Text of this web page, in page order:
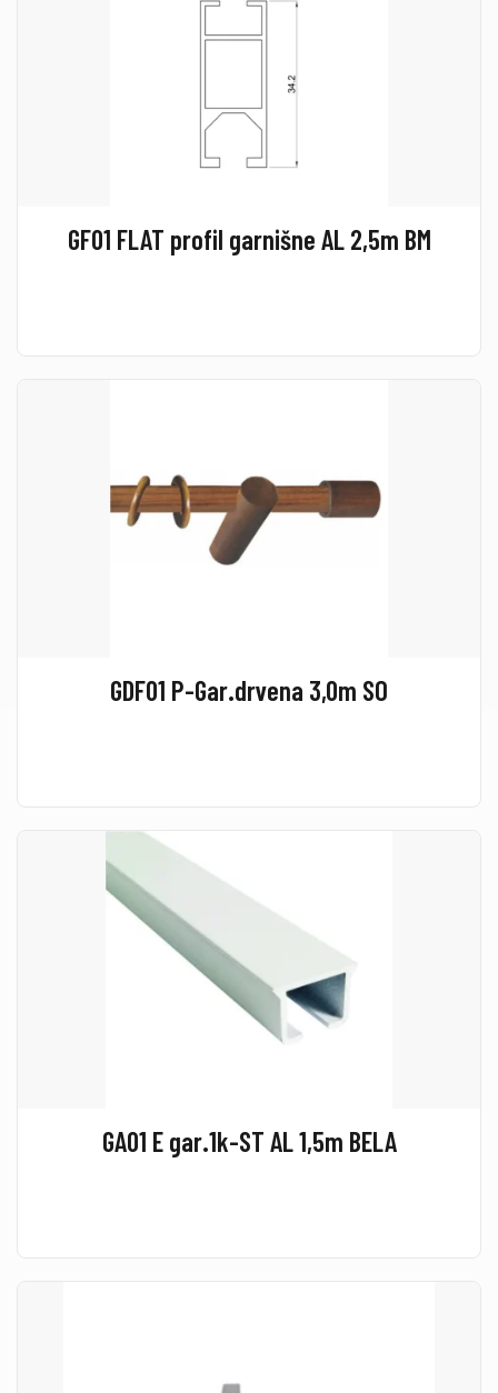
GF01 FLAT profil garnišne AL 2,5m BM
GDF01 P-Gar.drvena 3,0m SO
GA01 E gar.1k-ST AL 1,5m BELA